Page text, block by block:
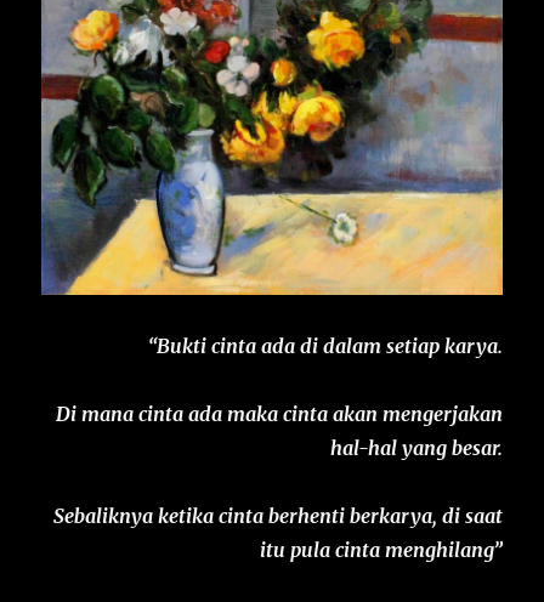
“Bukti cinta ada di dalam setiap karya.
Di mana cinta ada maka cinta akan mengerjakan
hal-hal yang besar.
Sebaliknya ketika cinta berhenti berkarya, di saat
itu pula cinta menghilang”